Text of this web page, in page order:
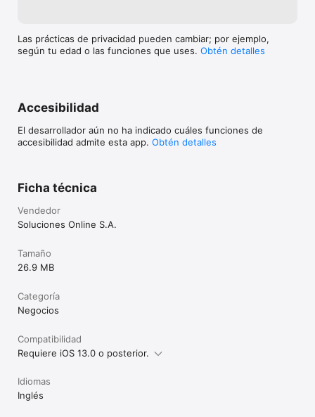
Las prácticas de privacidad pueden cambiar; por ejemplo,
según tu edad o las funciones que uses. Obtén detalles
Accesibilidad
El desarrollador aún no ha indicado cuáles funciones de
accesibilidad admite esta app. Obtén detalles
Ficha técnica
Vendedor
Soluciones Online S.A.
Tamaño
26.9 MB
Categoría
Negocios
Compatibilidad
Requiere iOS 13.0 o posterior.
Idiomas
Inglés